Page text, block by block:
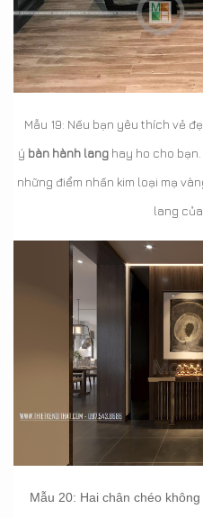
Mẫu 19: Nếu bạn yêu thích vẻ
ý bàn hành lang hay ho cho
những điểm nhấn kim loại mạ
lang
Mẫu 20: Hai chân chéo